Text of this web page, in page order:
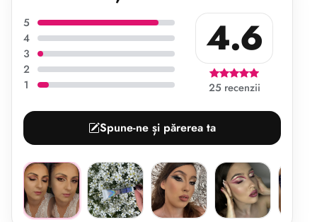
5
4
3
2
1
4.6
25 recenzii
Spune-ne și părerea ta